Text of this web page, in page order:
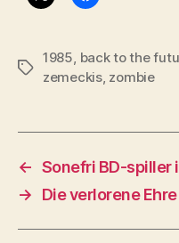
Stikkord
1985, back to the
zemeckis, zombie
← Sonefri BD-spiller
→
Die verlorene